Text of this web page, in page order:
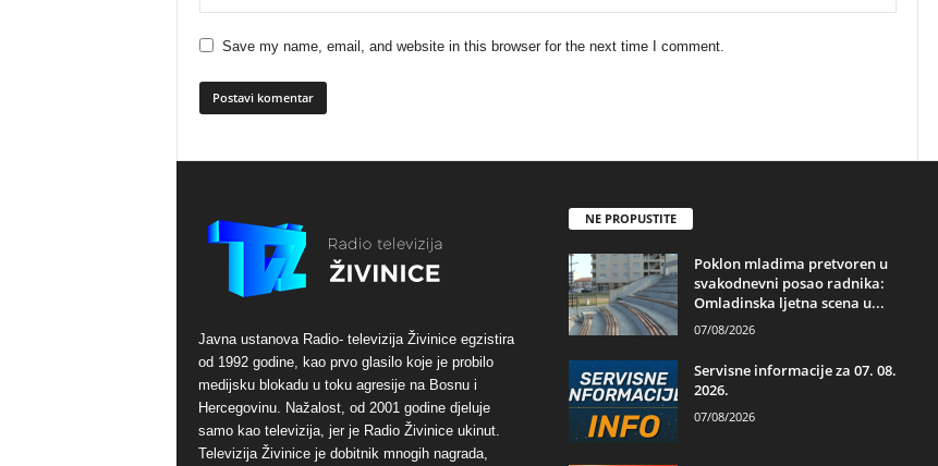
Save my name, email, and website in this browser for the next time I comment.
Javna ustanova Radio- televizija Živinice egzistira
od 1992 godine, kao prvo glasilo koje je probilo
medijsku blokadu u toku agresije na Bosnu i
Hercegovinu. Nažalost, od 2001 godine djeluje
samo kao televizija, jer je Radio Živinice ukinut.
Televizija Živinice je dobitnik mnogih nagrada,
NE PROPUSTITE
Poklon mladima pretvoren u
svakodnevni posao radnika:
Omladinska ljetna scena u...
07/08/2026
Servisne informacije za 07. 08.
2026.
07/08/2026